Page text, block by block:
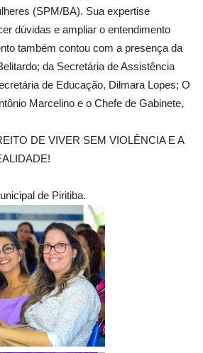
(SPM/BA). Sua expertise
dúvidas e ampliar o entendimento
também contou com a presença da
da Secretária de Assistência
de Educação, Dilmara Lopes; O
Marcelino e o Chefe de Gabinete,
DE VIVER SEM VIOLÊNCIA E A
de Piritiba.